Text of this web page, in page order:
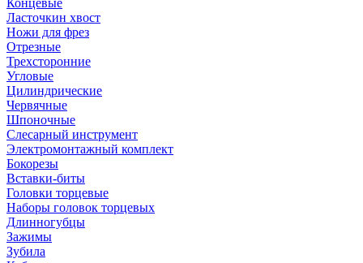
Концевые
Ласточкин хвост
Ножи для фрез
Отрезные
Трехсторонние
Угловые
Цилиндрические
Червячные
Шпоночные
Слесарный инструмент
Электромонтажный комплект
Бокорезы
Вставки-биты
Головки торцевые
Наборы головок торцевых
Длинногубцы
Зажимы
Зубила